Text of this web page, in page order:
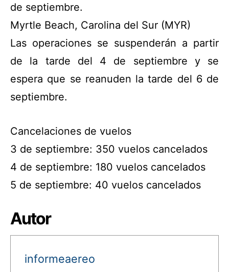
de septiembre.
Myrtle Beach, Carolina del Sur (MYR)
Las operaciones se suspenderán a partir
de la tarde del 4 de septiembre y se
espera que se reanuden la tarde del 6 de
septiembre.
Cancelaciones de vuelos
3 de septiembre: 350 vuelos cancelados
4 de septiembre: 180 vuelos cancelados
5 de septiembre: 40 vuelos cancelados
Autor
informeaereo